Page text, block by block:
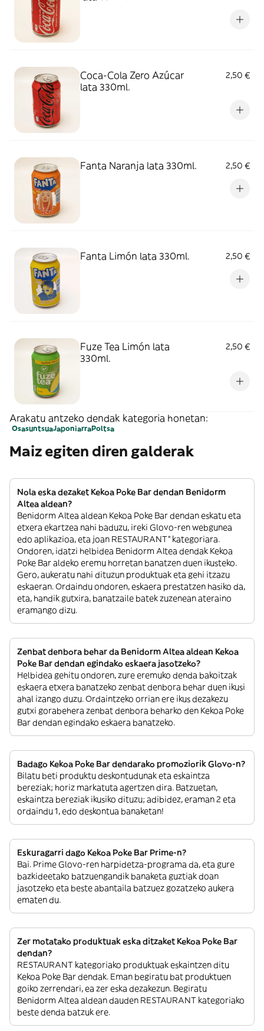
Coca-Cola Zero Azúcar
lata 330ml.
2,50 €
Fanta Naranja lata 330ml. 2,50 €
Fanta Limón lata 330ml. 2,50 €
Fuze Tea Limón lata
330ml.
2,50 €
Arakatu antzeko dendak kategoria honetan:
OsasuntsuaJaponiarraPoltsa
Maiz egiten diren galderak
Nola eska dezaket Kekoa Poke Bar dendan Benidorm
Altea aldean?
Benidorm Altea aldean Kekoa Poke Bar dendan eskatu eta
etxera ekartzea nahi baduzu, ireki Glovo-ren webgunea
edo aplikazioa, eta joan RESTAURANT” kategoriara.
Ondoren, idatzi helbidea Benidorm Altea dendak Kekoa
Poke Bar aldeko eremu horretan banatzen duen ikusteko.
Gero, aukeratu nahi dituzun produktuak eta gehi itzazu
eskaeran. Ordaindu ondoren, eskaera prestatzen hasiko da,
eta, handik gutxira, banatzaile batek zuzenean ateraino
eramango dizu.
Zenbat denbora behar da Benidorm Altea aldean Kekoa
Poke Bar dendan egindako eskaera jasotzeko?
Helbidea gehitu ondoren, zure eremuko denda bakoitzak
eskaera etxera banatzeko zenbat denbora behar duen ikusi
ahal izango duzu. Ordaintzeko orrian ere ikus dezakezu
gutxi gorabehera zenbat denbora beharko den Kekoa Poke
Bar dendan egindako eskaera banatzeko.
Badago Kekoa Poke Bar dendarako promoziorik Glovo-n?
Bilatu beti produktu deskontudunak eta eskaintza
bereziak; horiz markatuta agertzen dira. Batzuetan,
eskaintza bereziak ikusiko dituzu; adibidez, eraman 2 eta
ordaindu 1, edo deskontua banaketan!
Eskuragarri dago Kekoa Poke Bar Prime-n?
Bai. Prime Glovo-ren harpidetza-programa da, eta gure
bazkideetako batzuengandik banaketa guztiak doan
jasotzeko eta beste abantaila batzuez gozatzeko aukera
ematen du.
Zer motatako produktuak eska ditzaket Kekoa Poke Bar
dendan?
RESTAURANT kategoriako produktuak eskaintzen ditu
Kekoa Poke Bar dendak. Eman begiratu bat produktuen
goiko zerrendari, ea zer eska dezakezun. Begiratu
Benidorm Altea aldean dauden RESTAURANT kategoriako
beste denda batzuk ere.